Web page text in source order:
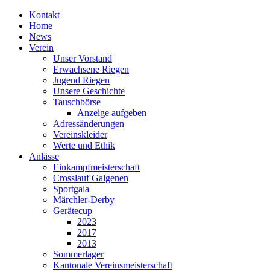
Kontakt
Home
News
Verein
Unser Vorstand
Erwachsene Riegen
Jugend Riegen
Unsere Geschichte
Tauschbörse
Anzeige aufgeben
Adressänderungen
Vereinskleider
Werte und Ethik
Anlässe
Einkampfmeisterschaft
Crosslauf Galgenen
Sportgala
Märchler-Derby
Gerätecup
2023
2017
2013
Sommerlager
Kantonale Vereinsmeisterschaft